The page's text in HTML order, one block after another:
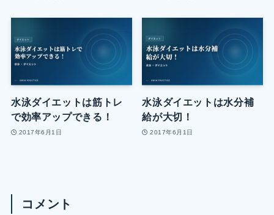
水泳ダイエットは筋トレ
で効率アップできる！
2017年6月1日
水泳ダイエットは水分補
給が大切！
2017年6月1日
コメント